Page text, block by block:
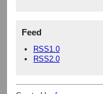
Feed
RSS1.0
RSS2.0